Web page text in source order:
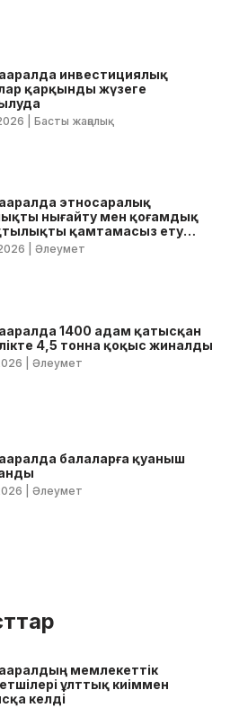
инвестициялық
қарқынды жүзеге
| Басты жаңалық
этносаралық
нығайту мен қоғамдық
қамтамасыз ету
жедел кеңес өтті
| Әлеумет
1400 адам қатысқан
4,5 тонна қоқыс жиналды
| Әлеумет
балаларға қуаныш
| Әлеумет
мемлекеттік
ұлттық киіммен
келді